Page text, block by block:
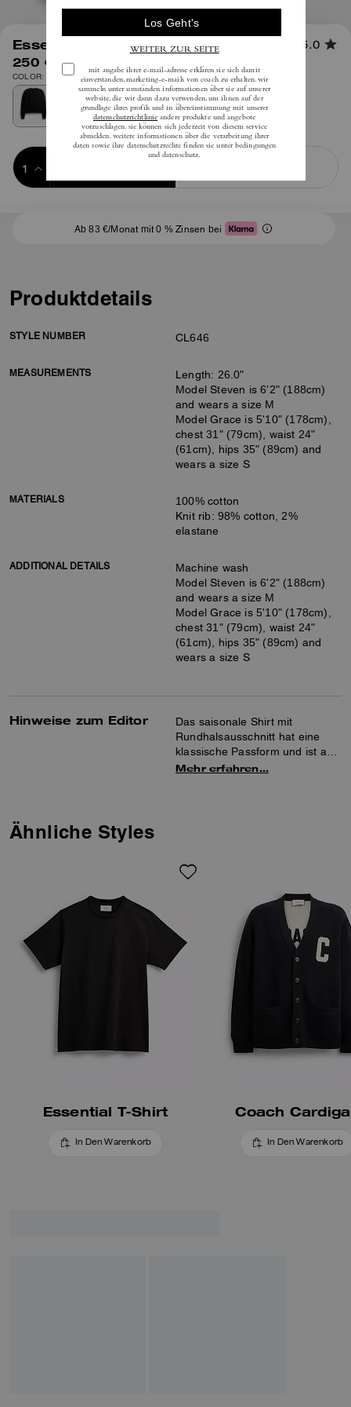
Essentielles Rundhalsshirt 5.0
250 € inkl. MwSt.
COLOR: Schwarz
Ab 83 €/Monat mit 0 % Zinsen bei
Produktdetails
STYLE NUMBER CL646
MEASUREMENTS
Length: 26.0"
Model Steven is 6'2" (188cm)
and wears a size M
Model Grace is 5'10" (178cm),
chest 31" (79cm), waist 24"
(61cm), hips 35" (89cm) and
wears a size S
MATERIALS
100% cotton
Knit rib: 98% cotton, 2%
elastane
ADDITIONAL DETAILS
Machine wash
Model Steven is 6'2" (188cm)
and wears a size M
Model Grace is 5'10" (178cm),
chest 31" (79cm), waist 24"
(61cm), hips 35" (89cm) and
wears a size S
Hinweise zum Editor
Das saisonale Shirt mit
Rundhalsausschnitt hat eine
klassische Passform und ist aus
weicher Baumwolle gefertigt.
Mehr erfahren…
Ähnliche Styles
Essential T-Shirt
In Den Warenkorb
Coach
In Den Warenkorb